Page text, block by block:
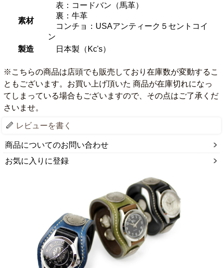
素材
表：コードバン（馬革）
裏：牛革
コンチョ：USAアンティーク５セントコイ
ン
製造
日本製（Kc's）
※こちらの商品は店頭でも販売しており在庫数が変動するこ
ともございます。お買い上げ頂いた 商品が在庫切れになっ
てしまっている場合もございますので、その点はご了承くだ
さいませ。
レビューを書く
商品についてのお問い合わせ
お気に入りに登録